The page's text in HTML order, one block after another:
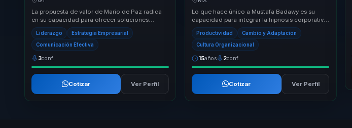
La propuesta de valor de Mario de Paz radica
en su capacidad para ofrecer soluciones
integrales que combinan inspiración y acción.
Su enf...
Liderazgo Estrategia Empresarial
Comunicación Efectiva
3conf.
Cotizar Ver Perfil
Lo que hace único a Mustafa Badawy es su
capacidad para integrar la hipnosis corporativa
con el desarrollo personal, ofreciendo un
enfoqu...
Productividad Cambio y Adaptación
Cultura Organizacional
15años 2conf.
Cotizar Ver Perfil